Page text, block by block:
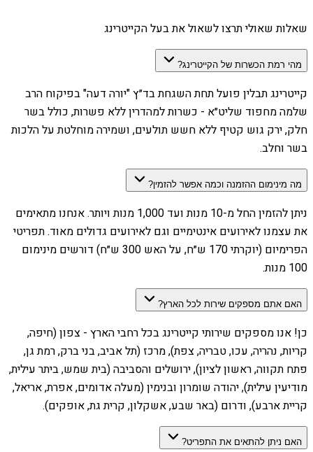
שאלות שאולי תרצו לשאול את בעל הקייטרינג
מהי רמת הכשרות של הקייטרינג?
קייטרינג תבלין פועל תחת השגחת בד״ץ "יורה דעה" בפיקוח הרב
שלמה מחפוד שליט״א - כשרות למהדרין ללא פשרות, כולל בשר
חלק, ירק גוש קטיף ללא חשש תולעים, ושמירה מוחלטת על הלכות
בשר וחלב.
מה מינימום ההזמנה וכמה אפשר להזמין?
ניתן להזמין החל מ-10 מנות ועד 1,000 מנות ויותר. אנחנו מתאימים
את עצמנו לאירועים אינטימיים וגם לאירועים גדולים מאוד. תפריטי
הפרימיום (יוקרתי 170 ש״ח, על האש 300 ש״ח) דורשים מינימום
100 מנות.
האם אתם מספקים שירות לכל הארץ?
כן! אנו מספקים שירותי קייטרינג בכל רחבי הארץ - צפון (חיפה,
קריות, נהריה, עכו, טבריה, צפת), מרכז (תל אביב, בני ברק, רמת גן,
פתח תקווה, ראשון לציון), ירושלים והסביבה (בית שמש, ביתר עילית,
מודיעין עילית), יהודה שומרון ובנימין (מעלה אדומים, אפרת, אריאל,
קריית ארבע), ודרום (באר שבע, אשקלון, קרית גת, אופקים).
האם ניתן להתאים את התפריט?